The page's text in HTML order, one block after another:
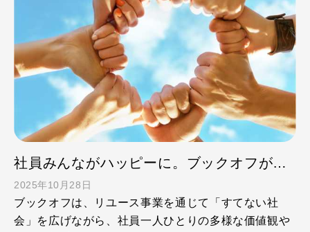
社員みんながハッピーに。ブックオフがめざす個性を活かせる環境
2025年10月28日
ブックオフは、リユース事業を通じて「すてない社
会」を広げながら、社員一人ひとりの多様な価値観や